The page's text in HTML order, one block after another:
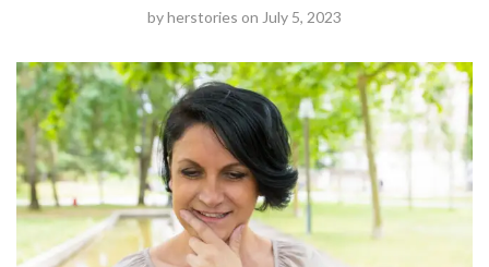
byherstories on July 5, 2023